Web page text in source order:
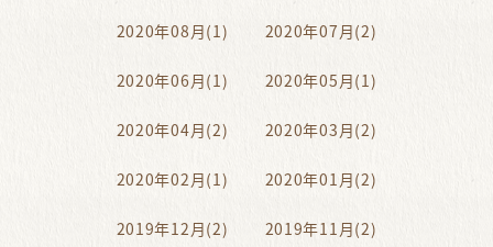
2020年08月(1) 2020年07月(2)
2020年06月(1) 2020年05月(1)
2020年04月(2) 2020年03月(2)
2020年02月(1) 2020年01月(2)
2019年12月(2) 2019年11月(2)